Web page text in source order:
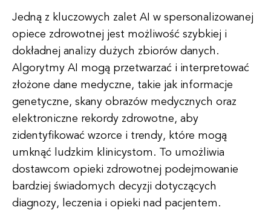
Jedną z kluczowych zalet AI w spersonalizowanej
opiece zdrowotnej jest możliwość szybkiej i
dokładnej analizy dużych zbiorów danych.
Algorytmy AI mogą przetwarzać i interpretować
złożone dane medyczne, takie jak informacje
genetyczne, skany obrazów medycznych oraz
elektroniczne rekordy zdrowotne, aby
zidentyfikować wzorce i trendy, które mogą
umknąć ludzkim klinicystom. To umożliwia
dostawcom opieki zdrowotnej podejmowanie
bardziej świadomych decyzji dotyczących
diagnozy, leczenia i opieki nad pacjentem.